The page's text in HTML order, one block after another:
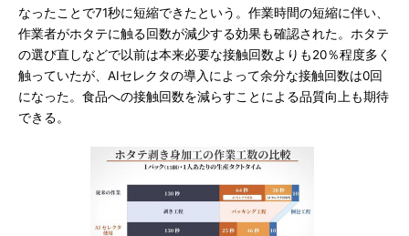
なったことで71秒に短縮できたという。作業時間の短縮に伴い、
作業者がホタテに触る回数が減少する効果も確認された。ホタテ
の選び直しなどで以前は本来必要な接触回数よりも20％程度多く
触っていたが、AIセレクタの導入によって余分な接触回数は0回
になった。食品への接触回数を減らすことによる品質向上も期待
できる。